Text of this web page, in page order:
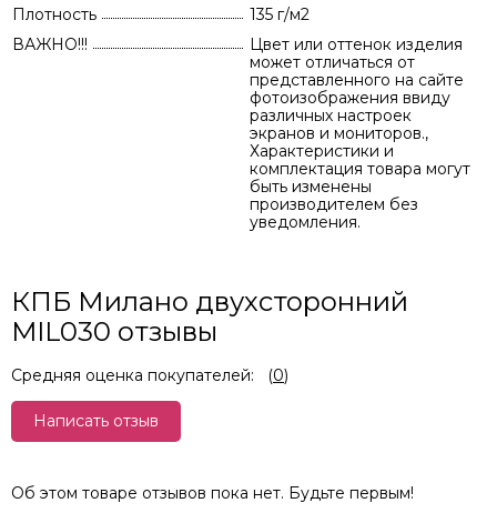
Плотность
135 г/м2
ВАЖНО!!!
Цвет или оттенок изделия
может отличаться от
представленного на сайте
фотоизображения ввиду
различных настроек
экранов и мониторов.,
Характеристики и
комплектация товара могут
быть изменены
производителем без
уведомления.
КПБ Милано двухсторонний
MIL030 отзывы
Средняя оценка покупателей: (0)
Написать отзыв
Об этом товаре отзывов пока нет. Будьте первым!